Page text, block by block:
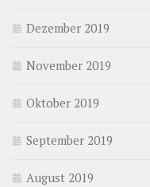
Dezember 2019
November 2019
Oktober 2019
September 2019
August 2019